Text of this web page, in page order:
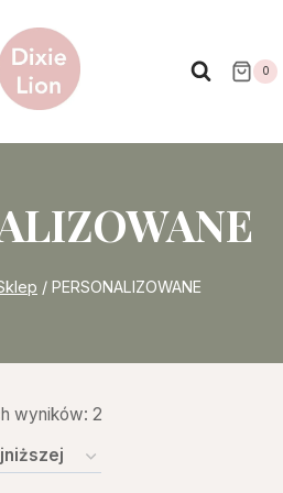
0
/ PERSONALIZOWANE
wyników: 2